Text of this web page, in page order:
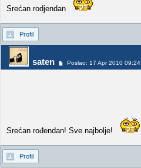
Srećan rodjendan
Profil
saten Poslao: 17 Apr 2010 09:24
Srećan rođendan! Sve najbolje!
Profil